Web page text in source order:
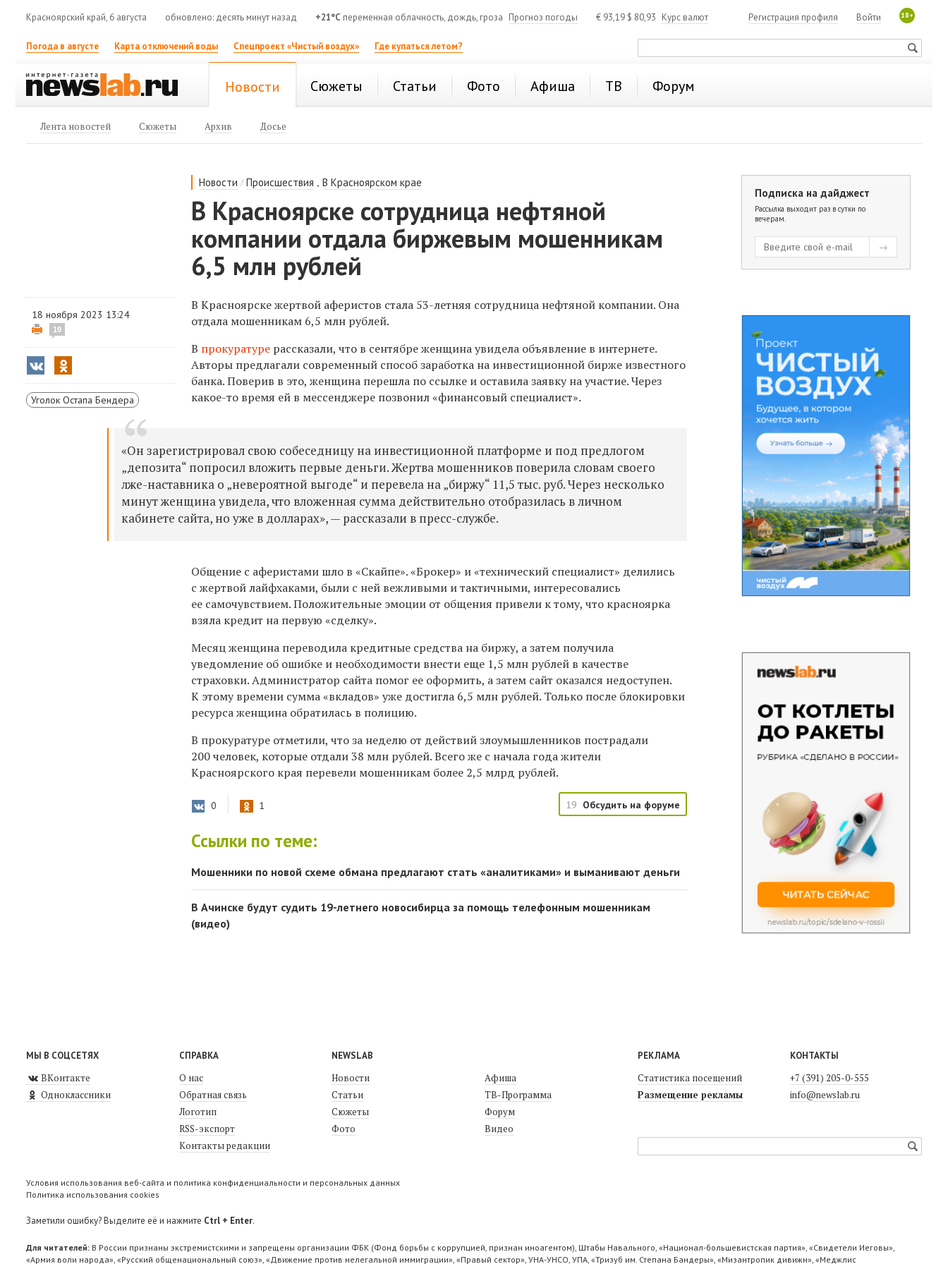
Красноярский край, 6 августа обновлено: десять минут назад +21°C переменная облачность, дождь, гроза Прогноз погоды € 93,19 $ 80,93 Курс валют 18+
Войти
Регистрация профиля
Погода в августе Карта отключений воды Спецпроект «Чистый воздух» Где купаться летом?
Новости Сюжеты Статьи Фото Афиша ТВ Форум
Лента новостей Сюжеты Архив Досье
Новости /Происшествия ,В Красноярском крае
В Красноярске сотрудница нефтяной
компании отдала биржевым мошенникам
6,5 млн рублей
18 ноября 2023 13:24
19
Уголок Остапа Бендера
В Красноярске жертвой аферистов стала 53-летняя сотрудница нефтяной компании. Она
отдала мошенникам 6,5 млн рублей.
В прокуратуре рассказали, что в сентябре женщина увидела объявление в интернете.
Авторы предлагали современный способ заработка на инвестиционной бирже известного
банка. Поверив в это, женщина перешла по ссылке и оставила заявку на участие. Через
какое-то время ей в мессенджере позвонил «финансовый специалист».
«Он зарегистрировал свою собеседницу на инвестиционной платформе и под предлогом
„депозита“ попросил вложить первые деньги. Жертва мошенников поверила словам своего
лже-наставника о „невероятной выгоде“ и перевела на „биржу“ 11,5 тыс. руб. Через несколько
минут женщина увидела, что вложенная сумма действительно отобразилась в личном
кабинете сайта, но уже в долларах», — рассказали в пресс-службе.
Общение с аферистами шло в «Скайпе». «Брокер» и «технический специалист» делились
с жертвой лайфхаками, были с ней вежливыми и тактичными, интересовались
ее самочувствием. Положительные эмоции от общения привели к тому, что красноярка
взяла кредит на первую «сделку».
Месяц женщина переводила кредитные средства на биржу, а затем получила
уведомление об ошибке и необходимости внести еще 1,5 млн рублей в качестве
страховки. Администратор сайта помог ее оформить, а затем сайт оказался недоступен.
К этому времени сумма «вкладов» уже достигла 6,5 млн рублей. Только после блокировки
ресурса женщина обратилась в полицию.
В прокуратуре отметили, что за неделю от действий злоумышленников пострадали
200 человек, которые отдали 38 млн рублей. Всего же с начала года жители
Красноярского края перевели мошенникам более 2,5 млрд рублей.
0 1 19 Обсудить на форуме
Ссылки по теме:
Мошенники по новой схеме обмана предлагают стать «аналитиками» и выманивают деньги
В Ачинске будут судить 19-летнего новосибирца за помощь телефонным мошенникам
(видео)
Подписка на дайджест
Рассылка выходит раз в сутки по
вечерам.
МЫ В СОЦСЕТЯХ
ВКонтакте
Одноклассники
СПРАВКА
О нас
Обратная связь
Логотип
RSS-экспорт
Контакты редакции
NEWSLAB
Новости
Статьи
Сюжеты
Фото
Афиша
ТВ-Программа
Форум
Видео
РЕКЛАМА
Статистика посещений
Размещение рекламы
КОНТАКТЫ
+7 (391) 205-0-555
info@newslab.ru
Условия использования веб-сайта и политика конфиденциальности и персональных данных
Политика использования cookies
Заметили ошибку? Выделите её и нажмите Ctrl + Enter.
Для читателей: В России признаны экстремистскими и запрещены организации ФБК (Фонд борьбы с коррупцией, признан иноагентом), Штабы Навального, «Национал-большевистская партия», «Свидетели Иеговы»,
«Армия воли народа», «Русский общенациональный союз», «Движение против нелегальной иммиграции», «Правый сектор», УНА-УНСО, УПА, «Тризуб им. Степана Бандеры», «Мизантропик дивижн», «Меджлис